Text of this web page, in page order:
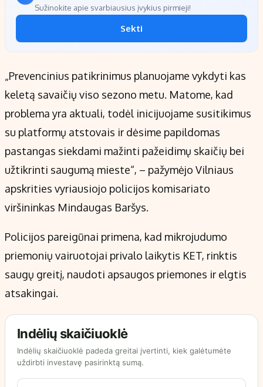
Sužinokite apie svarbiausius įvykius pirmieji!
Sekti
„Prevencinius patikrinimus planuojame vykdyti kas
keletą savaičių viso sezono metu. Matome, kad
problema yra aktuali, todėl inicijuojame susitikimus
su platformų atstovais ir dėsime papildomas
pastangas siekdami mažinti pažeidimų skaičių bei
užtikrinti saugumą mieste“, – pažymėjo Vilniaus
apskrities vyriausiojo policijos komisariato
viršininkas Mindaugas Baršys.
Policijos pareigūnai primena, kad mikrojudumo
priemonių vairuotojai privalo laikytis KET, rinktis
saugų greitį, naudoti apsaugos priemones ir elgtis
atsakingai.